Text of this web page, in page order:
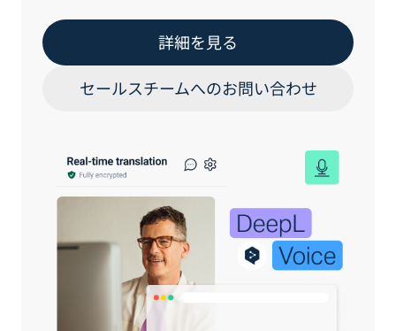
詳細を見る
セールスチームへのお問い合わせ